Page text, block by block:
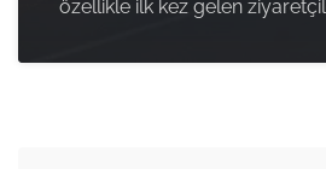
özellikle ilk kez gelen